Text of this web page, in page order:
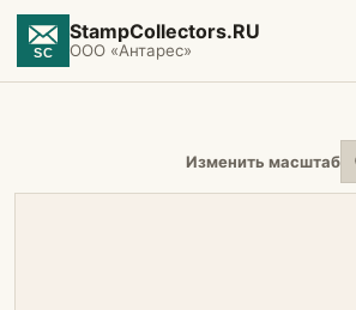
StampCollectors.RU
ООО «Антарес»
Изменить масштаб